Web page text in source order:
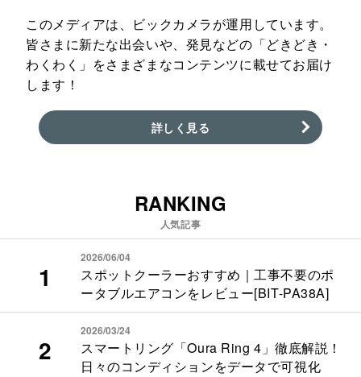
このメディアは、ビックカメラが運用しています。
皆さまに新たな出会いや、発見などの「どきどき・
わくわく」をさまざまなコンテンツに載せてお届け
します！
詳しく見る
RANKING
人気記事
2026/06/04
スポットクーラーおすすめ｜工事不要のポ
ータブルエアコンをレビュー[BIT-PA38A]
2026/03/24
スマートリング「Oura Ring 4」徹底解説！
日々のコンディションをデータで可視化